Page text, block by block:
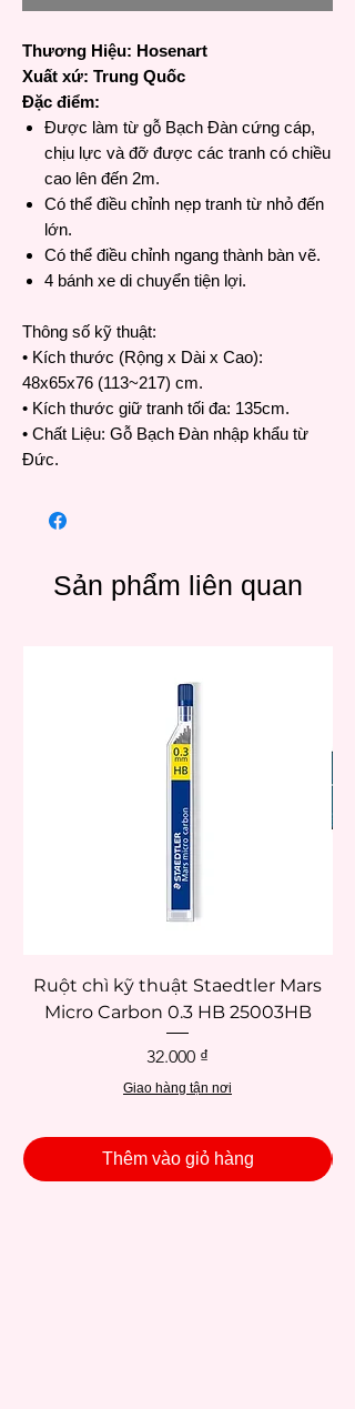
Thương Hiệu: Hosenart
Xuất xứ: Trung Quốc
Đặc điểm:
Được làm từ gỗ Bạch Đàn cứng cáp,
chịu lực và đỡ được các tranh có chiều
cao lên đến 2m.
Có thể điều chỉnh nẹp tranh từ nhỏ đến
lớn.
Có thể điều chỉnh ngang thành bàn vẽ.
4 bánh xe di chuyển tiện lợi.
Thông số kỹ thuật:
• Kích thước (Rộng x Dài x Cao):
48x65x76 (113~217) cm.
• Kích thước giữ tranh tối đa: 135cm.
• Chất Liệu: Gỗ Bạch Đàn nhập khẩu từ
Đức.
Sản phẩm liên quan
Ruột chì kỹ thuật Staedtler Mars
Micro Carbon 0.3 HB 25003HB
Giá
32.000 ₫
Giao hàng tận nơi
Thêm vào giỏ hàng